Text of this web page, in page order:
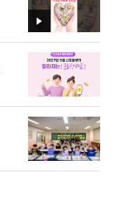
영
상